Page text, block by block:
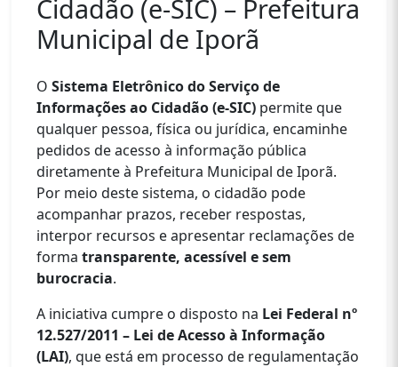
Cidadão (e-SIC) – Prefeitura
Municipal de Iporã
O Sistema Eletrônico do Serviço de
Informações ao Cidadão (e-SIC) permite que
qualquer pessoa, física ou jurídica, encaminhe
pedidos de acesso à informação pública
diretamente à Prefeitura Municipal de Iporã.
Por meio deste sistema, o cidadão pode
acompanhar prazos, receber respostas,
interpor recursos e apresentar reclamações de
forma transparente, acessível e sem
burocracia.
A iniciativa cumpre o disposto na Lei Federal nº
12.527/2011 – Lei de Acesso à Informação
(LAI), que está em processo de regulamentação